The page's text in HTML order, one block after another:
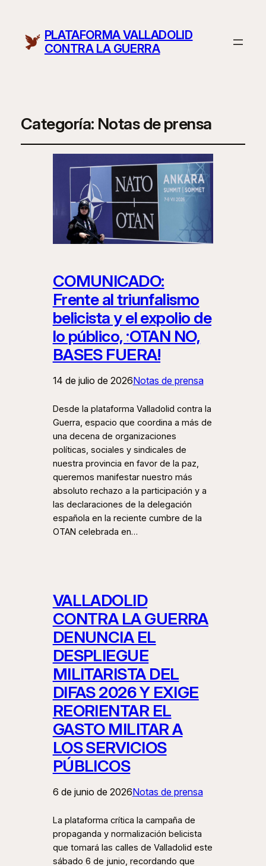
PLATAFORMA VALLADOLID
CONTRA LA GUERRA
Categoría: Notas de prensa
COMUNICADO:
Frente al triunfalismo
belicista y el expolio de
lo público, ¡OTAN NO,
BASES FUERA!
14 de julio de 2026Notas de prensa
Desde la plataforma Valladolid contra la
Guerra, espacio que coordina a más de
una decena de organizaciones
políticas, sociales y sindicales de
nuestra provincia en favor de la paz,
queremos manifestar nuestro más
absoluto rechazo a la participación y a
las declaraciones de la delegación
española en la reciente cumbre de la
OTAN celebrada en…
VALLADOLID
CONTRA LA GUERRA
DENUNCIA EL
DESPLIEGUE
MILITARISTA DEL
DIFAS 2026 Y EXIGE
REORIENTAR EL
GASTO MILITAR A
LOS SERVICIOS
PÚBLICOS
6 de junio de 2026Notas de prensa
La plataforma crítica la campaña de
propaganda y normalización belicista
que tomará las calles de Valladolid este
sábado 6 de junio, recordando que